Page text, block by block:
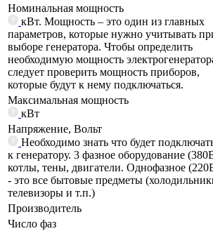
Номинальная мощность
кВт. Мощность – это один из главных
параметров, которые нужно учитывать
выборе генератора. Чтобы определить
необходимую мощность
следует проверить мощность приборов,
которые будут к нему подключаться.
Максимальная мощность
кВт
Напряжение, Вольт
Необходимо знать что будет
к генератору. 3 фазное оборудование
котлы, тены, двигатели. Однофазное
- это все бытовые предметы
телевизоры и т.п.)
Производитель
Число фаз